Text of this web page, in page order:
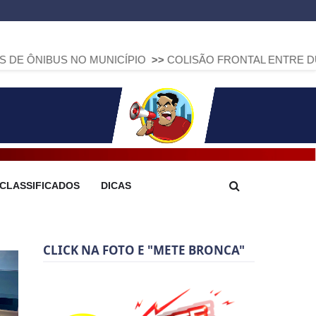
NO MUNICÍPIO >> COLISÃO FRONTAL ENTRE DUAS FIAT
CLASSIFICADOS DICAS
CLICK NA FOTO E "METE BRONCA"